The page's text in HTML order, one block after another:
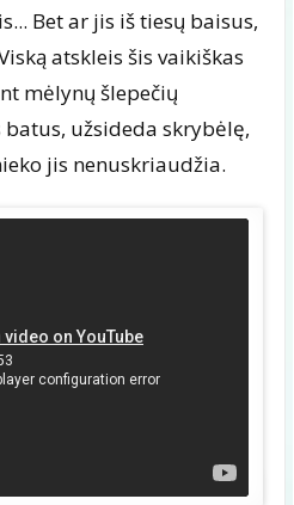
Bet ar jis iš tiesų baisus,
atskleis šis vaikiškas
mėlynų šlepečių
užsideda skrybėlę,
jis nenuskriaudžia.